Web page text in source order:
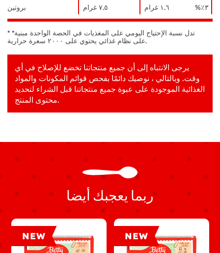
بروتين
٧.٥ غرام ١.٦ غرام ٣٪%
* *تدل نسبة الإحتياج اليومي على المغذيات في الحصة الواحدة مبنية
على نظام غذائي يحتوي على ٢٠٠٠ سعرة حرارية.
يرجى الانتباه إلى أن جميع منتجاتنا تخضع للإصلاح في أي
وقت. وبالتالي ، نوصيك دائمًا بفحص قوائم المكونات والمواد
الغذائية الموجودة على عبوة جميع منتجاتنا قبل الشراء لتحديد
محتوى المنتج.
ربما يعجبك أيضا
NEW
NEW